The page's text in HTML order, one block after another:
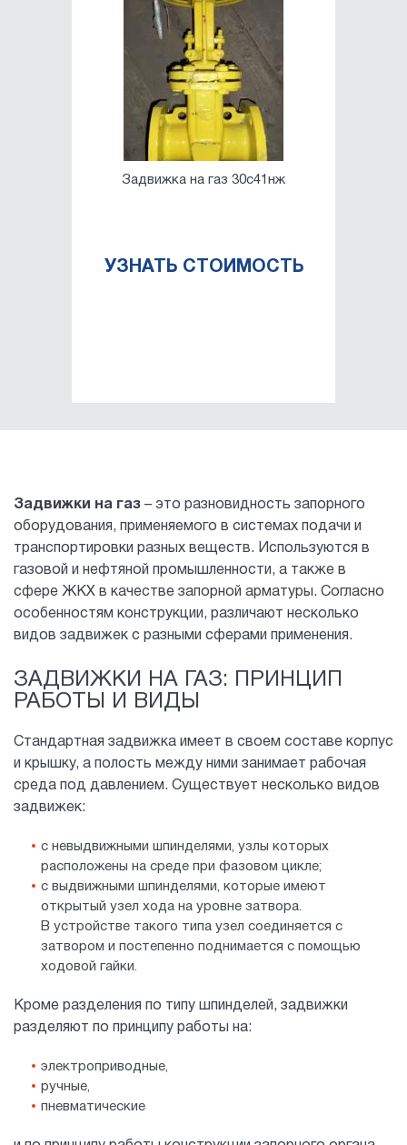
Задвижка на газ 30с41нж
УЗНАТЬ СТОИМОСТЬ
Задвижки на газ – это разновидность запорного
оборудования, применяемого в системах подачи и
транспортировки разных веществ. Используются в
газовой и нефтяной промышленности, а также в
сфере ЖКХ в качестве запорной арматуры. Согласно
особенностям конструкции, различают несколько
видов задвижек с разными сферами применения.
ЗАДВИЖКИ НА ГАЗ: ПРИНЦИП
РАБОТЫ И ВИДЫ
Стандартная задвижка имеет в своем составе корпус
и крышку, а полость между ними занимает рабочая
среда под давлением. Существует несколько видов
задвижек:
с невыдвижными шпинделями, узлы которых
расположены на среде при фазовом цикле;
с выдвижными шпинделями, которые имеют
открытый узел хода на уровне затвора.
В устройстве такого типа узел соединяется с
затвором и постепенно поднимается с помощью
ходовой гайки.
Кроме разделения по типу шпинделей, задвижки
разделяют по принципу работы на:
электроприводные,
ручные,
пневматические